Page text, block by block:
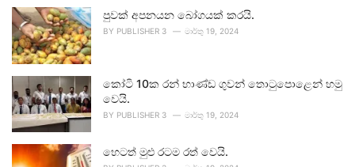
පුවක් අපනයන බෝගයක් කරයි.
BY PUBLISHER 3 මාර්තු 19, 2024
කෝටි 10ක රන් භාණ්ඩ ගුවන් තොටුපොළෙන් හමු
වෙයි.
BY PUBLISHER 3 මාර්තු 19, 2024
හෙටත් මුළු රටම රත් වෙයි.